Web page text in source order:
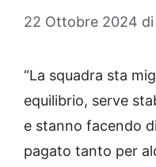
22 Ottobre 2024 di
“La squadra sta
equilibrio, serve
e stanno facendo
pagato tanto per